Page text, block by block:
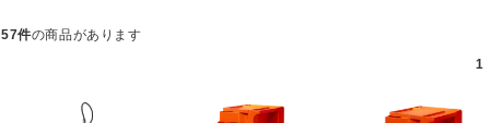
57件の商品があります
1